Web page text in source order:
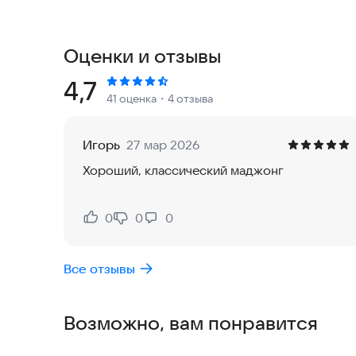
Маджонг — одна из самых любимых игр во
У этой замечательной игры много имен: в
на английском — Mah Jong, Majong или Top
главная задача — находить пары одинаковых
Характеристики игры:
• Более 3000 уникальных игровых полей!
• 8 больших наборов высококачественных фишек.
• Множество интересных игровых целей и задач.
Скачайте Mahjong Titan прямо сейчас и начните
Оценки и отзывы
Рейтинг:
4,7 41 оценка ・4 отзыва
Игорь 27 мар 2026
Хороший, классический маджонг
Нравится:
0
Не нравится:
0 0
Все отзывы
Возможно, вам понравится